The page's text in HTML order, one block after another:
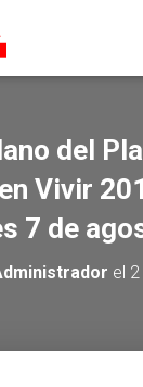
del
Vivir
7 de
el